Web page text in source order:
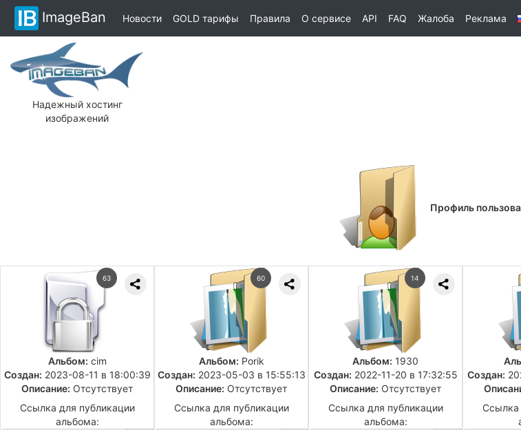
ImageBan Новости GOLD тарифы Правила О сервисе API FAQ Жалоба Реклама
Надежный хостинг
изображений
Профиль
63
Альбом: cim
Создан: 2023-08-11 в 18:00:39
Описание: Отсутствует
Ссылка для публикации
альбома:
60
Альбом: Porik
Создан: 2023-05-03 в 15:55:13
Описание: Отсутствует
Ссылка для публикации
альбома:
14
Альбом: 1930
Создан: 2022-11-20 в 17:32:55
Описание: Отсутствует
Ссылка для публикации
альбома:
Создан:
Ссылка